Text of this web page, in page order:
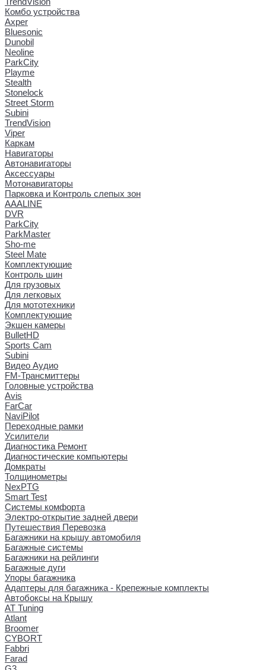
Комбо устройства
Axper
Bluesonic
Dunobil
Neoline
ParkCity
Playme
Stealth
Stonelock
Street Storm
Subini
TrendVision
Viper
Каркам
Навигаторы
Автонавигаторы
Аксессуары
Мотонавигаторы
Парковка и Контроль слепых зон
AAALINE
DVR
ParkCity
ParkMaster
Sho-me
Steel Mate
Комплектующие
Контроль шин
Для грузовых
Для легковых
Для мототехники
Комплектующие
Экшен камеры
BulletHD
Sports Cam
Subini
Видео Аудио
FM-Трансмиттеры
Головные устройства
Avis
FarCar
NaviPilot
Переходные рамки
Усилители
Диагностика Ремонт
Диагностические компьютеры
Домкраты
Толщинометры
NexPTG
Smart Test
Системы комфорта
Электро-открытие задней двери
Путешествия Перевозка
Багажники на крышу автомобиля
Багажные системы
Багажники на рейлинги
Багажные дуги
Упоры багажника
Адаптеры для багажника - Крепежные комплекты
Автобоксы на Крышу
AT Tuning
Atlant
Broomer
CYBORT
Fabbri
Farad